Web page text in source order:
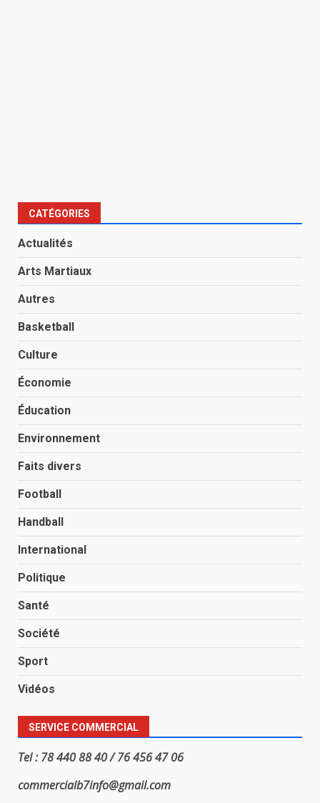
CATÉGORIES
Actualités
Arts Martiaux
Autres
Basketball
Culture
Économie
Éducation
Environnement
Faits divers
Football
Handball
International
Politique
Santé
Société
Sport
Vidéos
SERVICE COMMERCIAL
Tel : 78 440 88 40 / 76 456 47 06
commercialb7info@gmail.com